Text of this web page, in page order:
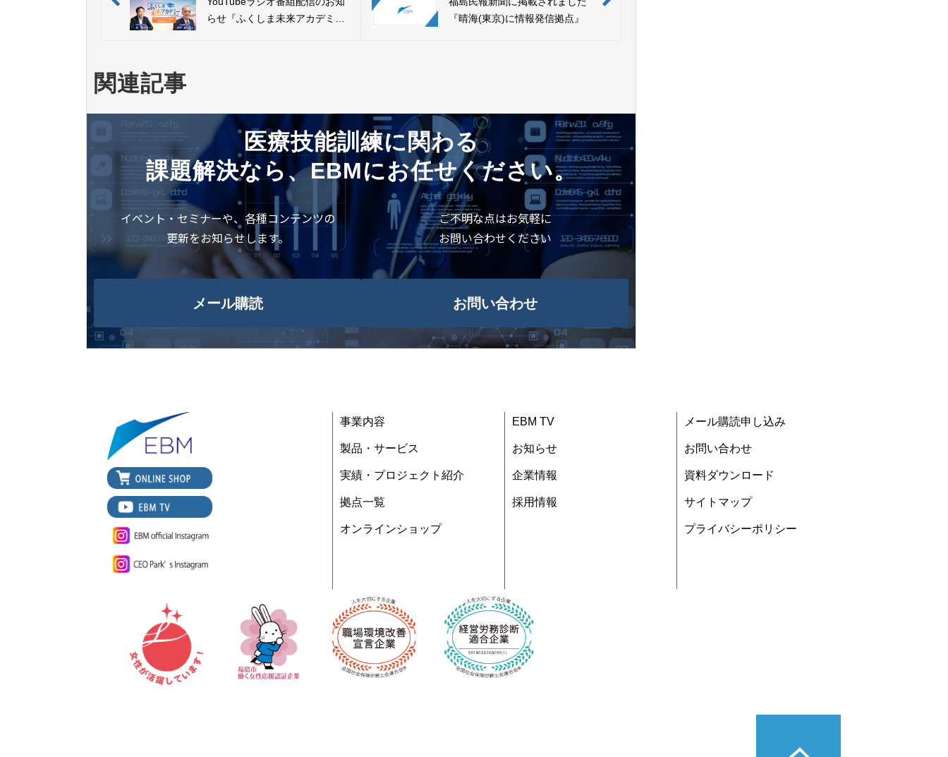
らせ『ふくしま未来アカデミー4
『晴海(東京)に情報発信拠点』
関連記事
医療技能訓練に関わる
課題解決なら、EBMにお任せください。
イベント・セミナーや、各種コンテンツの
更新をお知らせします。
メール購読
ご不明な点はお気軽に
お問い合わせください
お問い合わせ
事業内容
製品・サービス
実績・プロジェクト紹介
拠点一覧
オンラインショップ
EBM TV
お知らせ
企業情報
採用情報
メール購読申し込み
お問い合わせ
資料ダウンロード
サイトマップ
プライバシーポリシー